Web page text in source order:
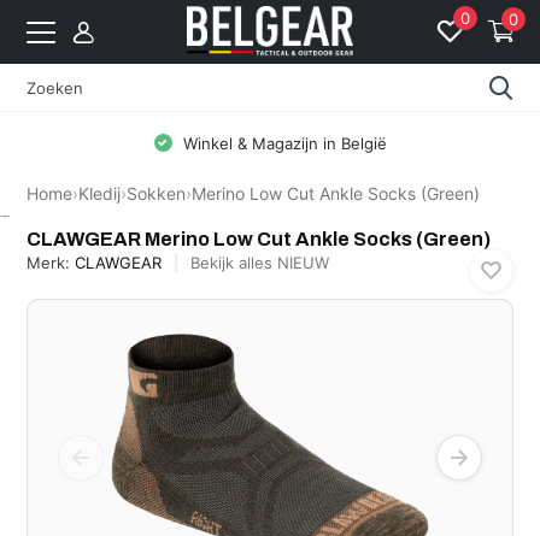
0 0
Gratis levering vanaf 99 EUR (BE: € 5 | NL: € 8)
Home›Kledij›Sokken›Merino Low Cut Ankle Socks (Green)
CLAWGEAR Merino Low Cut Ankle Socks (Green)
Merk:CLAWGEAR Bekijk alles NIEUW